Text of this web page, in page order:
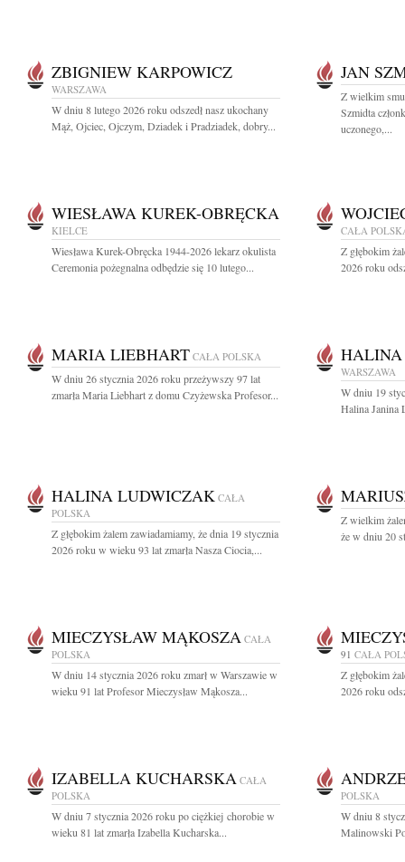
ZBIGNIEW KARPOWICZ
WARSZAWA
W dniu 8 lutego 2026 roku odszedł nasz ukochany
Mąż, Ojciec, Ojczym, Dziadek i Pradziadek, dobry...
JAN
Z wielkim
Szmidta
uczonego,...
WIESŁAWA KUREK-OBRĘCKA
KIELCE
Wiesława Kurek-Obręcka 1944-2026 lekarz okulista
Ceremonia pożegnalna odbędzie się 10 lutego...
CAŁA
Z głębokim
2026 roku
MARIA LIEBHART CAŁA POLSKA
W dniu 26 stycznia 2026 roku przeżywszy 97 lat
zmarła Maria Liebhart z domu Czyżewska Profesor...
WARSZAWA
W dniu 19
Halina Janina
HALINA LUDWICZAK CAŁA
POLSKA
Z głębokim żalem zawiadamiamy, że dnia 19 stycznia
2026 roku w wieku 93 lat zmarła Nasza Ciocia,...
Z wielkim
że w dniu 20
MIECZYSŁAW MĄKOSZA CAŁA
POLSKA
W dniu 14 stycznia 2026 roku zmarł w Warszawie w
wieku 91 lat Profesor Mieczysław Mąkosza...
91 CAŁA
Z głębokim
2026 roku
IZABELLA KUCHARSKA CAŁA
POLSKA
W dniu 7 stycznia 2026 roku po ciężkiej chorobie w
wieku 81 lat zmarła Izabella Kucharska...
POLSKA
W dniu 8
Malinowski